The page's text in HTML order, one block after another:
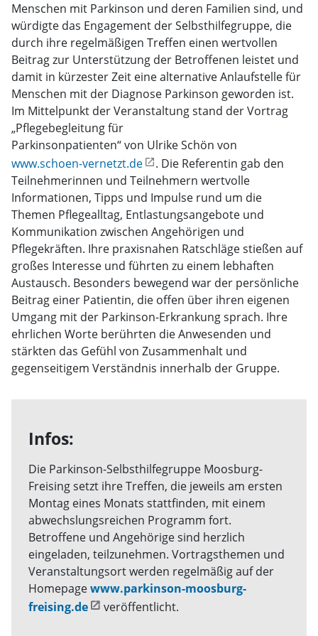
Menschen mit Parkinson und deren Familien sind, und
würdigte das Engagement der Selbsthilfegruppe, die
durch ihre regelmäßigen Treffen einen wertvollen
Beitrag zur Unterstützung der Betroffenen leistet und
damit in kürzester Zeit eine alternative Anlaufstelle für
Menschen mit der Diagnose Parkinson geworden ist.
Im Mittelpunkt der Veranstaltung stand der Vortrag
„Pflegebegleitung für
Parkinsonpatienten“ von Ulrike Schön von
www.schoen-vernetzt.de
. Die Referentin gab den
Teilnehmerinnen und Teilnehmern wertvolle
Informationen, Tipps und Impulse rund um die
Themen Pflegealltag, Entlastungsangebote und
Kommunikation zwischen Angehörigen und
Pflegekräften. Ihre praxisnahen Ratschläge stießen auf
großes Interesse und führten zu einem lebhaften
Austausch. Besonders bewegend war der persönliche
Beitrag einer Patientin, die offen über ihren eigenen
Umgang mit der Parkinson-Erkrankung sprach. Ihre
ehrlichen Worte berührten die Anwesenden und
stärkten das Gefühl von Zusammenhalt und
gegenseitigem Verständnis innerhalb der Gruppe.
Infos:
Die Parkinson-Selbsthilfegruppe Moosburg-
Freising setzt ihre Treffen, die jeweils am ersten
Montag eines Monats stattfinden, mit einem
abwechslungsreichen Programm fort.
Betroffene und Angehörige sind herzlich
eingeladen, teilzunehmen. Vortragsthemen und
Veranstaltungsort werden regelmäßig auf der
Homepagewww.parkinson-moosburg-
freising.de
veröffentlicht.